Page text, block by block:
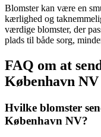
Blomster kan være en
kærlighed og
værdige blomster, der
plads til både sorg,
FAQ om at
København NV
Hvilke blomster
København NV?